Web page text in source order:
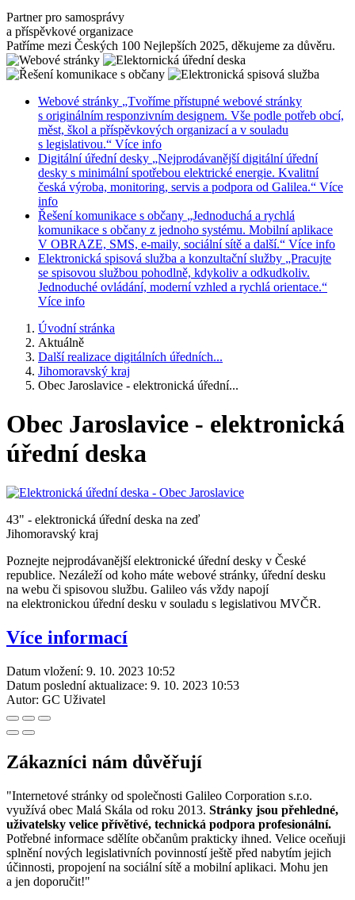
Partner pro samosprávy
a příspěvkové organizace
Patříme mezi Českých 100 Nejlepších 2025, děkujeme za důvěru.
Webové stránky „Tvoříme přístupné webové stránky
s originálním responzivním designem. Vše podle potřeb obcí,
měst, škol a příspěvkových organizací a v souladu
s legislativou.“ Více info
Digitální úřední desky „Nejprodávanější digitální úřední
desky s minimální spotřebou elektrické energie. Kvalitní
česká výroba, monitoring, servis a podpora od Galilea.“ Více
info
Řešení komunikace s občany „Jednoduchá a rychlá
komunikace s občany z jednoho systému. Mobilní aplikace
V OBRAZE, SMS, e-maily, sociální sítě a další.“ Více info
Elektronická spisová služba a konzultační služby „Pracujte
se spisovou službou pohodlně, kdykoliv a odkudkoliv.
Jednoduché ovládání, moderní vzhled a rychlá orientace.“
Více info
Úvodní stránka
Aktuálně
Další realizace digitálních úředních...
Jihomoravský kraj
Obec Jaroslavice - elektronická úřední...
Obec Jaroslavice - elektronická
úřední deska
43" - elektronická úřední deska na zeď
Jihomoravský kraj
Poznejte nejprodávanější elektronické úřední desky v České
republice. Nezáleží od koho máte webové stránky, úřední desku
na webu či spisovou službu. Galileo vás vždy napojí
na elektronickou úřední desku v souladu s legislativou MVČR.
Více informací
Datum vložení: 9. 10. 2023 10:52
Datum poslední aktualizace: 9. 10. 2023 10:53
Autor: GC Uživatel
Zákazníci nám důvěřují
"Internetové stránky od společnosti Galileo Corporation s.r.o.
využívá obec Malá Skála od roku 2013. Stránky jsou přehledné,
uživatelsky velice přívětivé, technická podpora profesionální.
Potřebné informace sdělíte občanům prakticky ihned. Velice oceňuji
splnění nových legislativních povinností ještě před nabytím jejich
účinnosti, propojení na sociální sítě a mobilní aplikaci. Mohu jen
a jen doporučit!"